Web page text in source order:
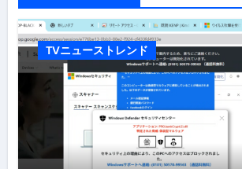
TVニューストレンド